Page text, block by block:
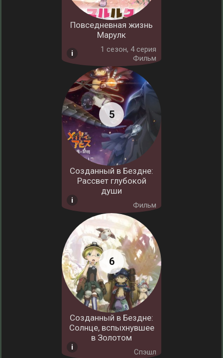
Повседневная жизнь
Марулк
1 cезон, 4 серия
Фильм
Созданный в Бездне:
Рассвет глубокой
души
Фильм
Созданный в Бездне:
Солнце, вспыхнувшее
в Золотом
Спэшл